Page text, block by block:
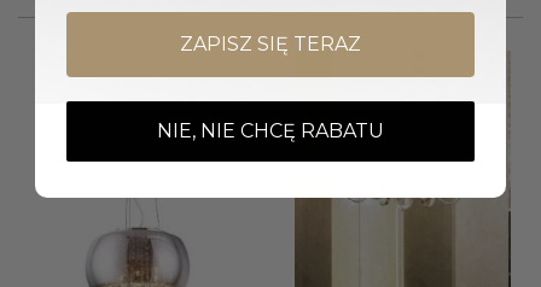
ZAPISZ SIĘ TERAZ
NIE, NIE CHCĘ RABATU